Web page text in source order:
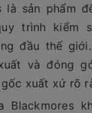
là sản phẩm
trình kiểm
đầu thế
và đóng
xuất xứ rõ
Blackmores